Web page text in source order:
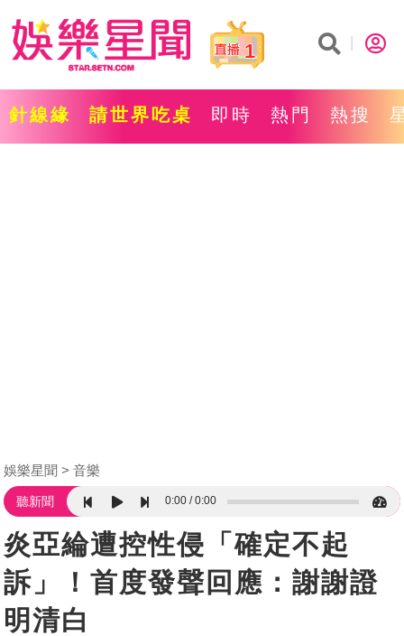
1
針線緣 請世界吃桌 即時 熱門 熱搜
娛樂星聞 音樂
聽新聞 0:00 0:00
炎亞綸遭控性侵「確定不起
訴」！首度發聲回應：謝謝證
明清白